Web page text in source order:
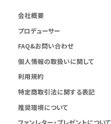
会社概要
プロデューサー
FAQ&お問い合わせ
個人情報の取扱いに関して
利用規約
特定商取引法に関する表記
推奨環境について